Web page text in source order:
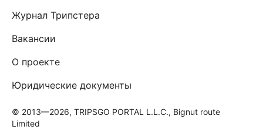
Журнал Трипстера
Вакансии
О проекте
Юридические документы
© 2013—2026, TRIPSGO PORTAL L.L.C., Bignut route
Limited